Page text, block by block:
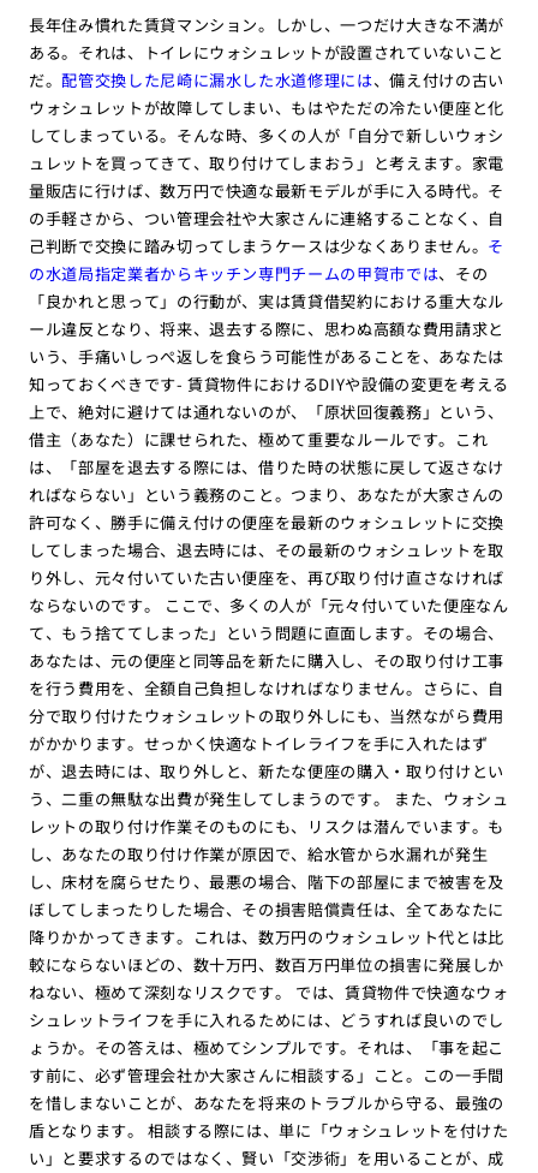
長年住み慣れた賃貸マンション。しかし、一つだけ大きな不満が
ある。それは、トイレにウォシュレットが設置されていないこと
だ。配管交換した尼崎に漏水した水道修理には、備え付けの古い
ウォシュレットが故障してしまい、もはやただの冷たい便座と化
してしまっている。そんな時、多くの人が「自分で新しいウォシ
ュレットを買ってきて、取り付けてしまおう」と考えます。家電
量販店に行けば、数万円で快適な最新モデルが手に入る時代。そ
の手軽さから、つい管理会社や大家さんに連絡することなく、自
己判断で交換に踏み切ってしまうケースは少なくありません。 そ
の水道局指定業者からキッチン専門チームの甲賀市では、その
「良かれと思って」の行動が、実は賃貸借契約における重大なル
ール違反となり、将来、退去する際に、思わぬ高額な費用請求と
いう、手痛いしっぺ返しを食らう可能性があることを、あなたは
知っておくべきです- 賃貸物件におけるDIYや設備の変更を考える
上で、絶対に避けては通れないのが、「原状回復義務」という、
借主（あなた）に課せられた、極めて重要なルールです。これ
は、「部屋を退去する際には、借りた時の状態に戻して返さなけ
ればならない」という義務のこと。つまり、あなたが大家さんの
許可なく、勝手に備え付けの便座を最新のウォシュレットに交換
してしまった場合、退去時には、その最新のウォシュレットを取
り外し、元々付いていた古い便座を、再び取り付け直さなければ
ならないのです。 ここで、多くの人が「元々付いていた便座なん
て、もう捨ててしまった」という問題に直面します。その場合、
あなたは、元の便座と同等品を新たに購入し、その取り付け工事
を行う費用を、全額自己負担しなければなりません。さらに、自
分で取り付けたウォシュレットの取り外しにも、当然ながら費用
がかかります。せっかく快適なトイレライフを手に入れたはず
が、退去時には、取り外しと、新たな便座の購入・取り付けとい
う、二重の無駄な出費が発生してしまうのです。 また、ウォシュ
レットの取り付け作業そのものにも、リスクは潜んでいます。も
し、あなたの取り付け作業が原因で、給水管から水漏れが発生
し、床材を腐らせたり、最悪の場合、階下の部屋にまで被害を及
ぼしてしまったりした場合、その損害賠償責任は、全てあなたに
降りかかってきます。これは、数万円のウォシュレット代とは比
較にならないほどの、数十万円、数百万円単位の損害に発展しか
ねない、極めて深刻なリスクです。 では、賃貸物件で快適なウォ
シュレットライフを手に入れるためには、どうすれば良いのでし
ょうか。その答えは、極めてシンプルです。それは、「事を起こ
す前に、必ず管理会社か大家さんに相談する」こと。この一手間
を惜しまないことが、あなたを将来のトラブルから守る、最強の
盾となります。 相談する際には、単に「ウォシュレットを付けた
い」と要求するのではなく、賢い「交渉術」を用いることが、成